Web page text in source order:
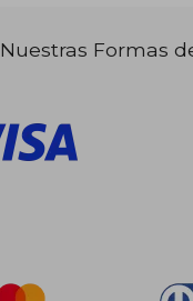
$ 280.86
Nuestras Formas